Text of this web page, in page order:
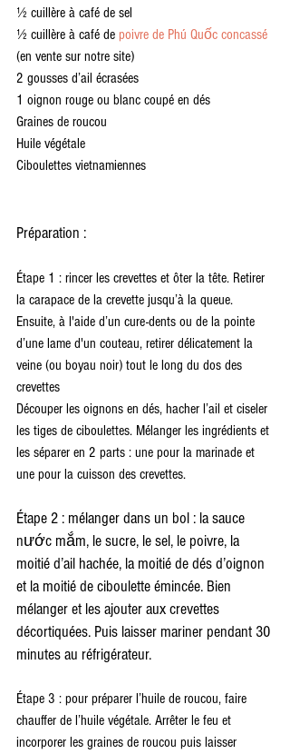
½ cuillère à café de sel
½ cuillère à café de poivre de Phú Quốc concassé
(en vente sur notre site)
2 gousses d’ail écrasées
1 oignon rouge ou blanc coupé en dés
Graines de roucou
Huile végétale
Ciboulettes vietnamiennes
Préparation :
Étape 1 : rincer les crevettes et ôter la tête. Retirer
la carapace de la crevette jusqu’à la queue.
Ensuite, à l'aide d’un cure-dents ou de la pointe
d’une lame d'un couteau, retirer délicatement la
veine (ou boyau noir) tout le long du dos des
crevettes
Découper les oignons en dés, hacher l’ail et ciseler
les tiges de ciboulettes. Mélanger les ingrédients et
les séparer en 2 parts : une pour la marinade et
une pour la cuisson des crevettes.
Étape 2 : mélanger dans un bol : la sauce
nước mắm, le sucre, le sel, le poivre, la
moitié d’ail hachée, la moitié de dés d’oignon
et la moitié de ciboulette émincée. Bien
mélanger et les ajouter aux crevettes
décortiquées. Puis laisser mariner pendant 30
minutes au réfrigérateur.
Étape 3 : pour préparer l’huile de roucou, faire
chauffer de l’huile végétale. Arrêter le feu et
incorporer les graines de roucou puis laisser